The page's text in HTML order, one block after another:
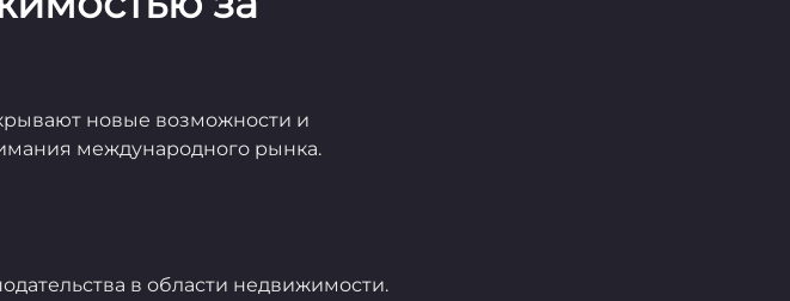
новые возможности и
международного рынка.
в области недвижимости.